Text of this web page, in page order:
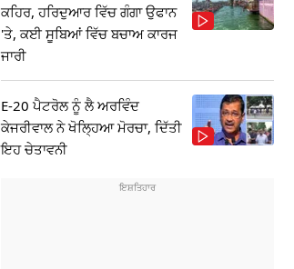
ਕਹਿਰ, ਹਰਿਦੁਆਰ ਵਿੱਚ ਗੰਗਾ ਉਫਾਨ
'ਤੇ, ਕਈ ਸੂਬਿਆਂ ਵਿੱਚ ਬਚਾਅ ਕਾਰਜ
ਜਾਰੀ
E-20 ਪੈਟਰੋਲ ਨੂੰ ਲੈ ਅਰਵਿੰਦ
ਕੇਜਰੀਵਾਲ ਨੇ ਖੋਲ੍ਹਿਆ ਮੋਰਚਾ, ਦਿੱਤੀ
ਇਹ ਚੇਤਾਵਨੀ